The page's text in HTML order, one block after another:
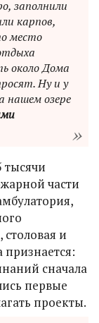
заполнили
карпов,
место
около Дома
Ну и у
нашем озере
части
и
признается:
сначала
первые
проекты.